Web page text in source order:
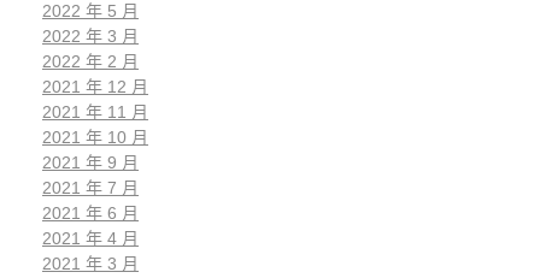
2022 年 5 月
2022 年 3 月
2022 年 2 月
2021 年 12 月
2021 年 11 月
2021 年 10 月
2021 年 9 月
2021 年 7 月
2021 年 6 月
2021 年 4 月
2021 年 3 月